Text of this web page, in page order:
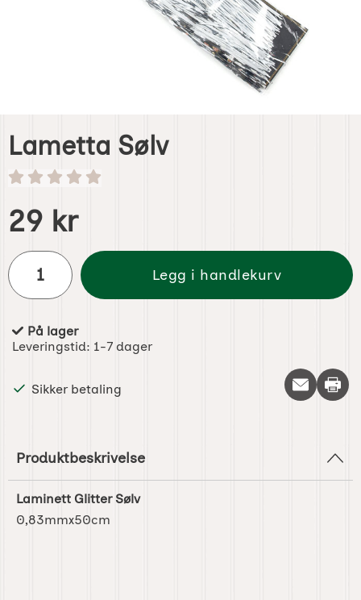
Lametta Sølv
Handle dette produktet, Lametta Sølv
pris
29 kr
antall
Legg i handlekurv
Produkttilgjengelighet:
På lager
Leveringstid: 1-7 dager
Sikker betaling Skriv
Produktbeskrivelse
Laminett Glitter Sølv
0,83mmx50cm